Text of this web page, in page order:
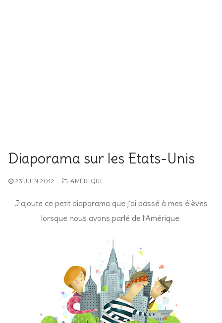
Diaporama sur les Etats-Unis
23 JUIN 2012 AMÉRIQUE
J’ajoute ce petit diaporama que j’ai passé à mes élèves
lorsque nous avons parlé de l’Amérique.